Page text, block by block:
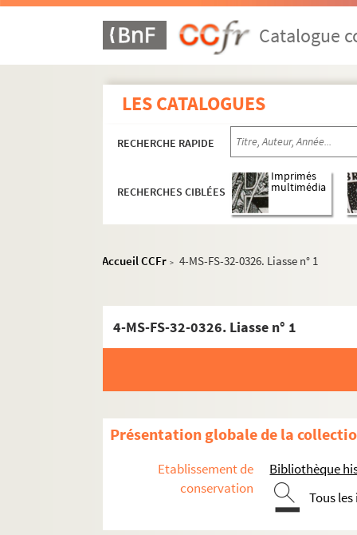
Catalogue
LES CATALOGUES
RECHERCHE RAPIDE
RECHERCHES CIBLÉES
Imprimés
multimédia
Accueil CCFr > 4-MS-FS-32-0326. Liasse n° 1
4-MS-FS-32-0326. Liasse n° 1
Présentation globale de la
Etablissement de
conservation
Bibliothèque
Tous
Oeuvres de Gustave Charpentier
Correspondance